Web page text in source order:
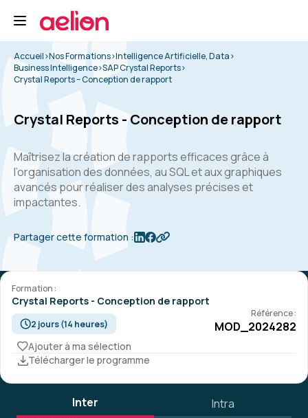
Accueil>Nos Formations>Intelligence Artificielle, Data>
Business Intelligence>SAP Crystal Reports>
Crystal Reports – Conception de rapport
Crystal Reports - Conception de rapport
Maîtrisez la création de rapports efficaces grâce à
l’organisation des données, au SQL et aux graphiques
avancés pour réaliser des analyses précises et
impactantes.
Partager cette formation :
Formation :
Crystal Reports - Conception de rapport
2 jours (14 heures)
Référence :
MOD_2024282
Ajouter à ma sélection
Télécharger le programme
Inter Intra